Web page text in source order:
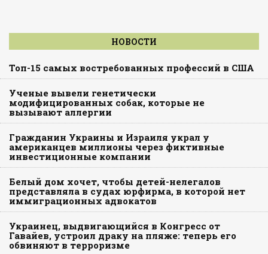
НОВОСТИ
Топ-15 самых востребованных профессий в США
Ученые вывели генетически
модифицированных собак, которые не
вызывают аллергии
Гражданин Украины и Израиля украл у
американцев миллионы через фиктивные
инвестиционные компании
Белый дом хочет, чтобы детей-нелегалов
представляла в судах юрфирма, в которой нет
иммиграционных адвокатов
Украинец, выдвигающийся в Конгресс от
Гавайев, устроил драку на пляже: теперь его
обвиняют в терроризме